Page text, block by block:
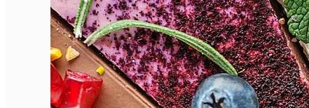
Închirieri auto
Închirieri biciclete
Taxi
Încărcare vehicule electrice